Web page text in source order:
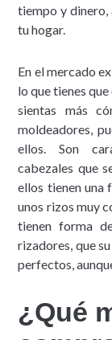
tiempo y
tu hogar.
En el mercado
lo que tienes
sientas más
moldeadores,
ellos. Son
cabezales que
ellos tienen una
unos rizos muy
tienen forma
rizadores, que
perfectos,
¿Qué